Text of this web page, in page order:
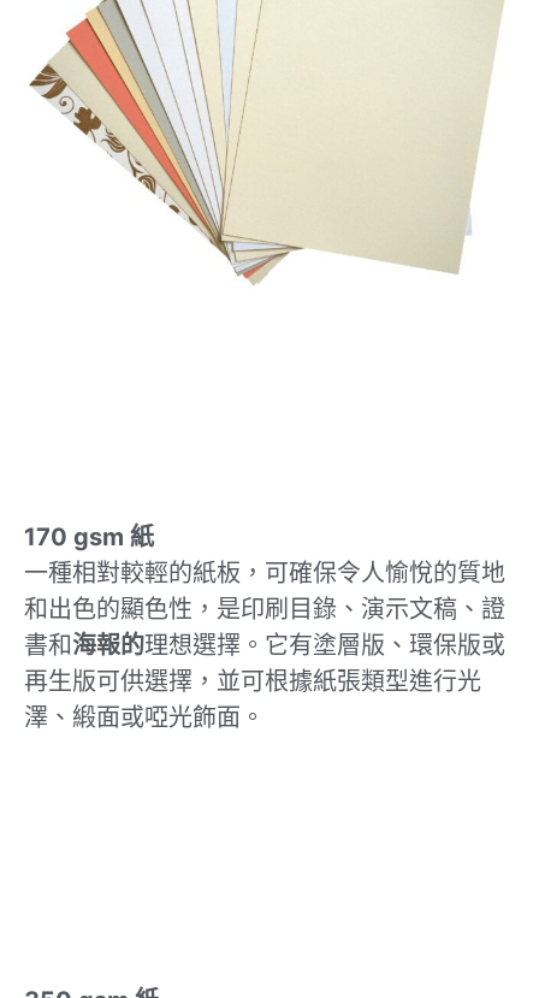
170 gsm 紙
一種相對較輕的紙板，可確保令人愉悅的質地
和出色的顯色性，是印刷目錄、演示文稿、證
書和海報的理想選擇。它有塗層版、環保版或
再生版可供選擇，並可根據紙張類型進行光
澤、緞面或啞光飾面。